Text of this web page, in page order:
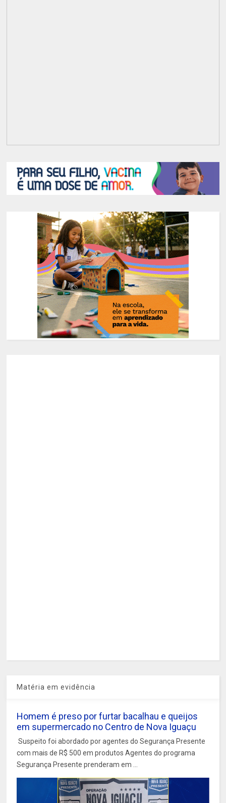
Matéria em evidência
Homem é preso por furtar bacalhau e queijos
em supermercado no Centro de Nova Iguaçu
Suspeito foi abordado por agentes do Segurança Presente
com mais de R$ 500 em produtos Agentes do programa
Segurança Presente prenderam em ...